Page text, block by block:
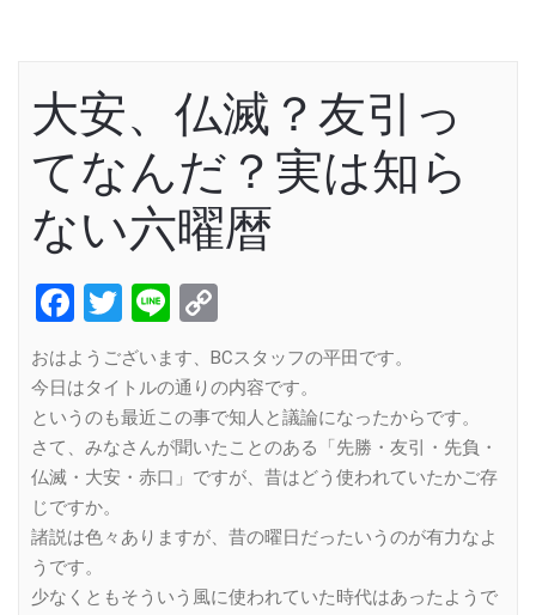
大安、仏滅？友引っ
てなんだ？実は知ら
ない六曜暦
Facebook
Twitter
Line
Link
おはようございます、BCスタッフの平田です。
今日はタイトルの通りの内容です。
というのも最近この事で知人と議論になったからです。
さて、みなさんが聞いたことのある「先勝・友引・先負・
仏滅・大安・赤口」ですが、昔はどう使われていたかご存
じですか。
諸説は色々ありますが、昔の曜日だったいうのが有力なよ
うです。
少なくともそういう風に使われていた時代はあったようで